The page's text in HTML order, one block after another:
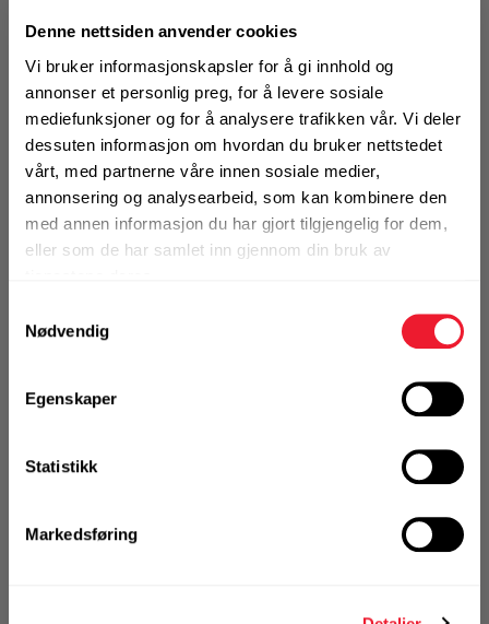
Denne nettsiden anvender cookies
Vi bruker informasjonskapsler for å gi innhold og
annonser et personlig preg, for å levere sosiale
mediefunksjoner og for å analysere trafikken vår. Vi deler
dessuten informasjon om hvordan du bruker nettstedet
vårt, med partnerne våre innen sosiale medier,
annonsering og analysearbeid, som kan kombinere den
med annen informasjon du har gjort tilgjengelig for dem,
eller som de har samlet inn gjennom din bruk av
Nødvendig
Egenskaper
Statistikk
Markedsføring
Kvalitetsprodukter til ekstra gode priser
Produktnyheter
Siste nytt om dine favorittprodukter
Logg inn eller
registrer deg for å
se din avtalepris
KJØP
Handleliste
På nettlager
Bestill demo